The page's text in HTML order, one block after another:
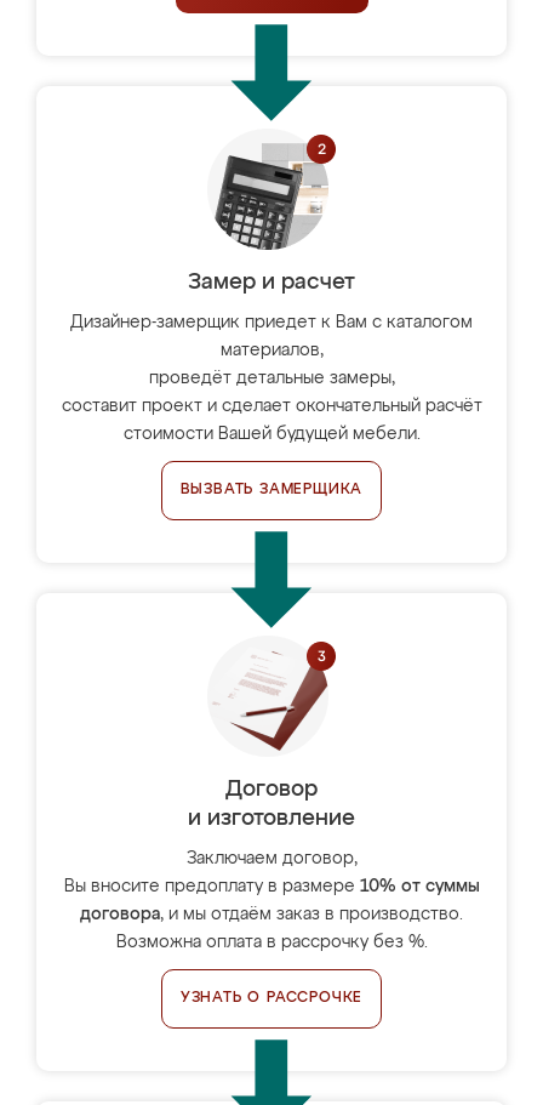
Замер и расчет
Дизайнер-замерщик приедет к Вам с каталогом
материалов,
проведёт детальные замеры,
составит проект и сделает окончательный расчёт
стоимости Вашей будущей мебели.
ВЫЗВАТЬ ЗАМЕРЩИКА
Договор
и изготовление
Заключаем договор,
Вы вносите предоплату в размере 10% от суммы
договора, и мы отдаём заказ в производство.
Возможна оплата в рассрочку без %.
УЗНАТЬ О РАССРОЧКЕ